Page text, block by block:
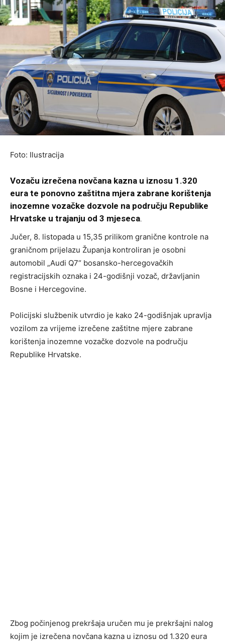
Foto: Ilustracija
Vozaču izrečena novčana kazna u iznosu 1.320
eura te ponovno zaštitna mjera zabrane korištenja
inozemne vozačke dozvole na području Republike
Hrvatske u trajanju od 3 mjeseca.
Jučer, 8. listopada u 15,35 prilikom granične kontrole na
graničnom prijelazu Županja kontroliran je osobni
automobil „Audi Q7“ bosansko-hercegovačkih
registracijskih oznaka i 24-godišnji vozač, državljanin
Bosne i Hercegovine.
Policijski službenik utvrdio je kako 24-godišnjak upravlja
vozilom za vrijeme izrečene zaštitne mjere zabrane
korištenja inozemne vozačke dozvole na području
Republike Hrvatske.
Zbog počinjenog prekršaja uručen mu je prekršajni nalog
kojim je izrečena novčana kazna u iznosu od 1.320 eura